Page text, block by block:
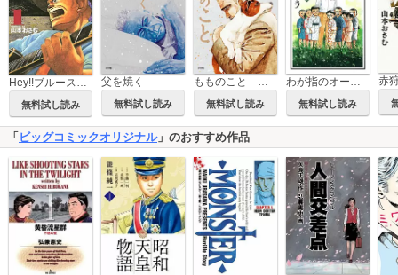
Hey!!ブルースマン
無料試し読み
父を焼く
無料試し読み
もものこと 愛犬と老人の最期の日々
無料試し読み
わが指のオーケストラ
無料試し読み
「 ビッグコミックオリジナル」のおすすめ作品